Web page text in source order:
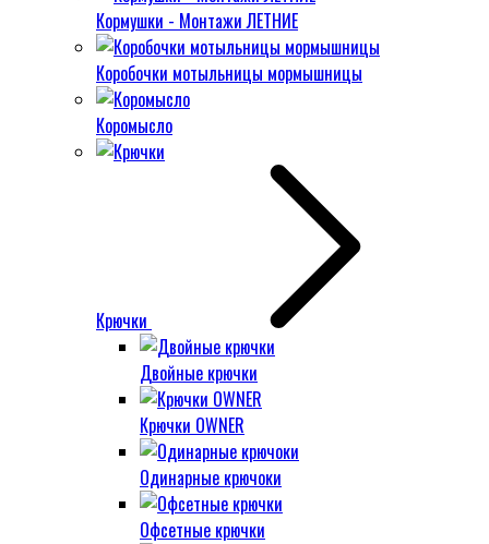
Кормушки - Монтажи ЛЕТНИЕ
Коробочки мотыльницы мормышницы
Коромысло
Крючки
Двойные крючки
Крючки OWNER
Одинарные крючоки
Офсетные крючки